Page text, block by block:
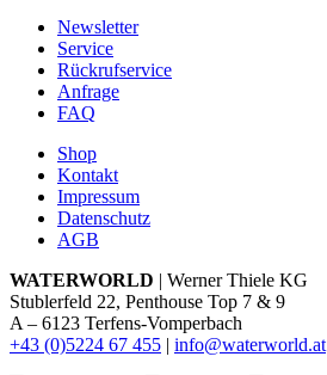
Newsletter
Service
Rückrufservice
Anfrage
FAQ
Shop
Kontakt
Impressum
Datenschutz
AGB
WATERWORLD | Werner Thiele KG
Stublerfeld 22, Penthouse Top 7 & 9
A – 6123 Terfens-Vomperbach
+43 (0)5224 67 455 | info@waterworld.at